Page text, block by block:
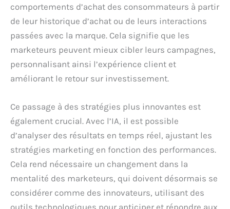
comportements d’achat des consommateurs à partir
de leur historique d’achat ou de leurs interactions
passées avec la marque. Cela signifie que les
marketeurs peuvent mieux cibler leurs campagnes,
personnalisant ainsi l’expérience client et
améliorant le retour sur investissement.
Ce passage à des stratégies plus innovantes est
également crucial. Avec l’IA, il est possible
d’analyser des résultats en temps réel, ajustant les
stratégies marketing en fonction des performances.
Cela rend nécessaire un changement dans la
mentalité des marketeurs, qui doivent désormais se
considérer comme des innovateurs, utilisant des
outils technologiques pour anticiper et répondre aux